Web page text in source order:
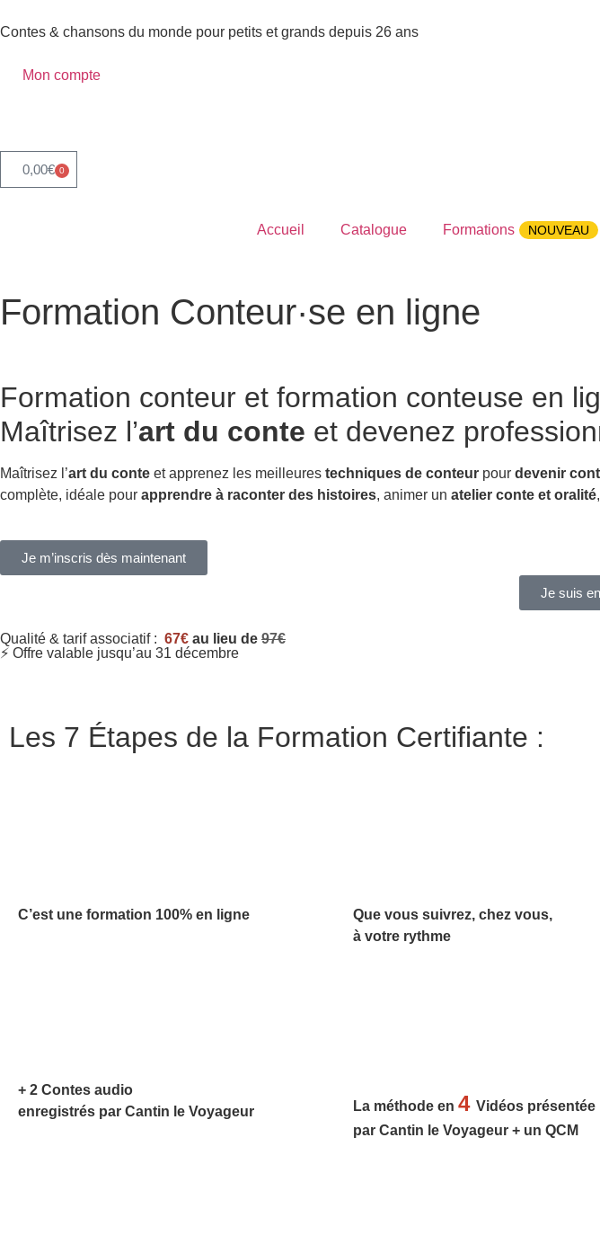
Contes & chansons du monde pour petits et grands depuis 26 ans
Mon compte
0,00€ 0
Accueil Catalogue Formations NOUVEAU
Formation Conteur·se en ligne
Formation conteur et formation conteuse en
Maîtrisez l’art du conte et devenez
Maîtrisez l’art du conte et apprenez les meilleures techniques de conteur pour devenir
complète, idéale pour apprendre à raconter des histoires, animer un atelier conte et oralité
Je m’inscris dès maintenant
Je suis
Qualité & tarif associatif : 67€ au lieu de 97€
⚡ Offre valable jusqu’au 31 décembre
Les 7 Étapes de la Formation Certifiante :
C’est une formation 100% en ligne
Que vous suivrez, chez vous,
à votre rythme
+ 2 Contes audio
enregistrés par Cantin le Voyageur
La méthode en4Vidéos présentée
par Cantin le Voyageur + un QCM